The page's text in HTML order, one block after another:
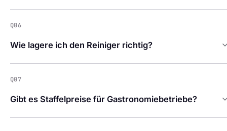
Q06
Wie lagere ich den Reiniger richtig?
Q07
Gibt es Staffelpreise für Gastronomiebetriebe?